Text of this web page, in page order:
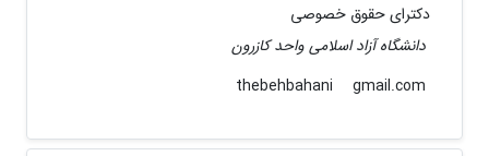
دکترای حقوق خصوصی
دانشگاه آزاد اسلامی واحد کازرون
gmail.com